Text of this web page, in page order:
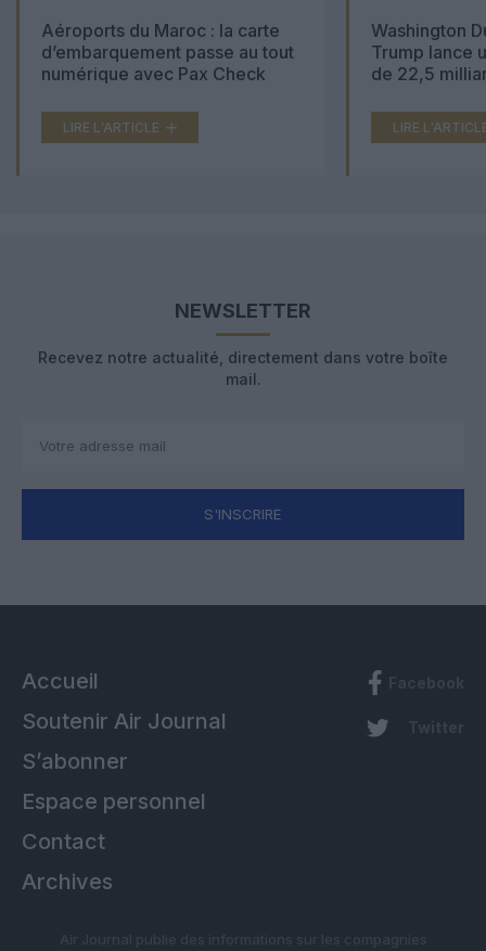
Aéroports du Maroc : la carte
d’embarquement passe au tout
numérique avec Pax Check
LIRE L'ARTICLE
Washington
Trump lance
de 22,5
LIRE
NEWSLETTER
Recevez notre actualité, directement dans votre boîte
mail.
S'INSCRIRE
Accueil
Soutenir Air Journal
S’abonner
Espace personnel
Contact
Archives